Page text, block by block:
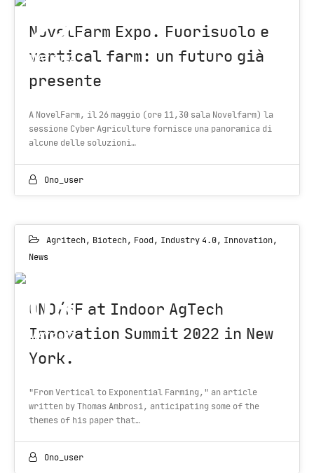
22
MAY 2022
NovelFarm Expo. Fuorisuolo e
vertical farm: un futuro già
presente
A NovelFarm, il 26 maggio (ore 11,30 sala Novelfarm) la
sessione Cyber Agriculture fornisce una panoramica di
alcune delle soluzioni…
Ono_user
Agritech, Biotech, Food , Industry 4.0, Innovation,
News
03
MAY 2022
ONO/EF at Indoor AgTech
Innovation Summit 2022 in New
York.
"From Vertical to Exponential Farming," an article
written by Thomas Ambrosi, anticipating some of the
themes of his paper that…
Ono_user